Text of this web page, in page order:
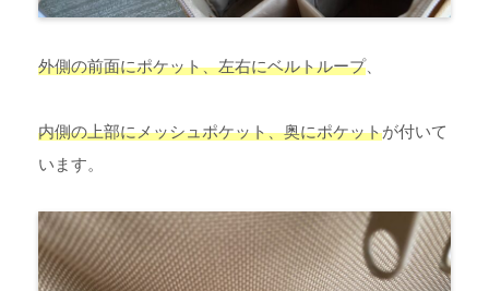
外側の前面にポケット、左右にベルトループ、
内側の上部にメッシュポケット、奥にポケットが付いて
います。